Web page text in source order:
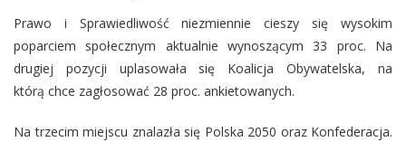
Prawo i Sprawiedliwość niezmiennie cieszy się wysokim
poparciem społecznym aktualnie wynoszącym 33 proc. Na
drugiej pozycji uplasowała się Koalicja Obywatelska, na
którą chce zagłosować 28 proc. ankietowanych.
Na trzecim miejscu znalazła się Polska 2050 oraz Konfederacja.